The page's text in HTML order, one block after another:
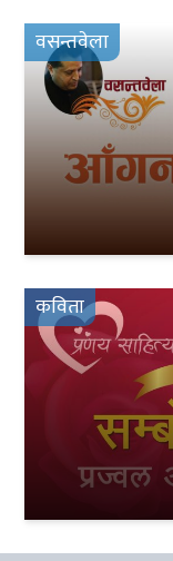
वसन्तवेला
कविता